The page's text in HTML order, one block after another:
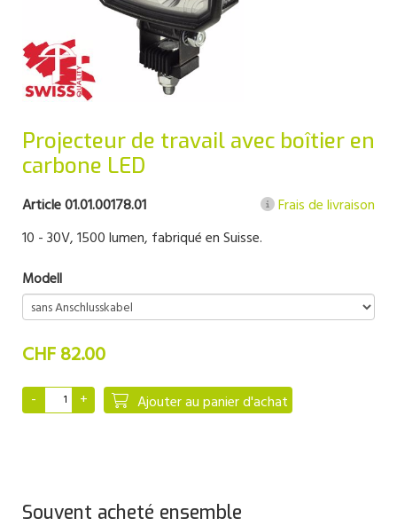
Projecteur de travail avec boîtier en
carbone LED
Article 01.01.00178.01
Frais de livraison
10 - 30V, 1500 lumen, fabriqué en Suisse.
Modell
CHF 82.00
Ajouter au panier d'achat
Souvent acheté ensemble